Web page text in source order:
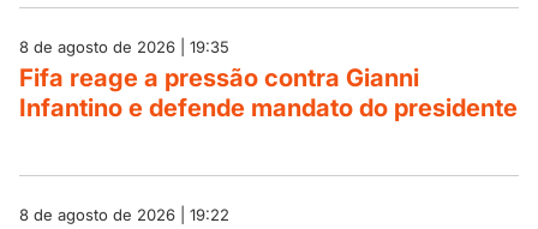
8 de agosto de 2026 | 19:35
Fifa reage a pressão contra Gianni
Infantino e defende mandato do presidente
8 de agosto de 2026 | 19:22